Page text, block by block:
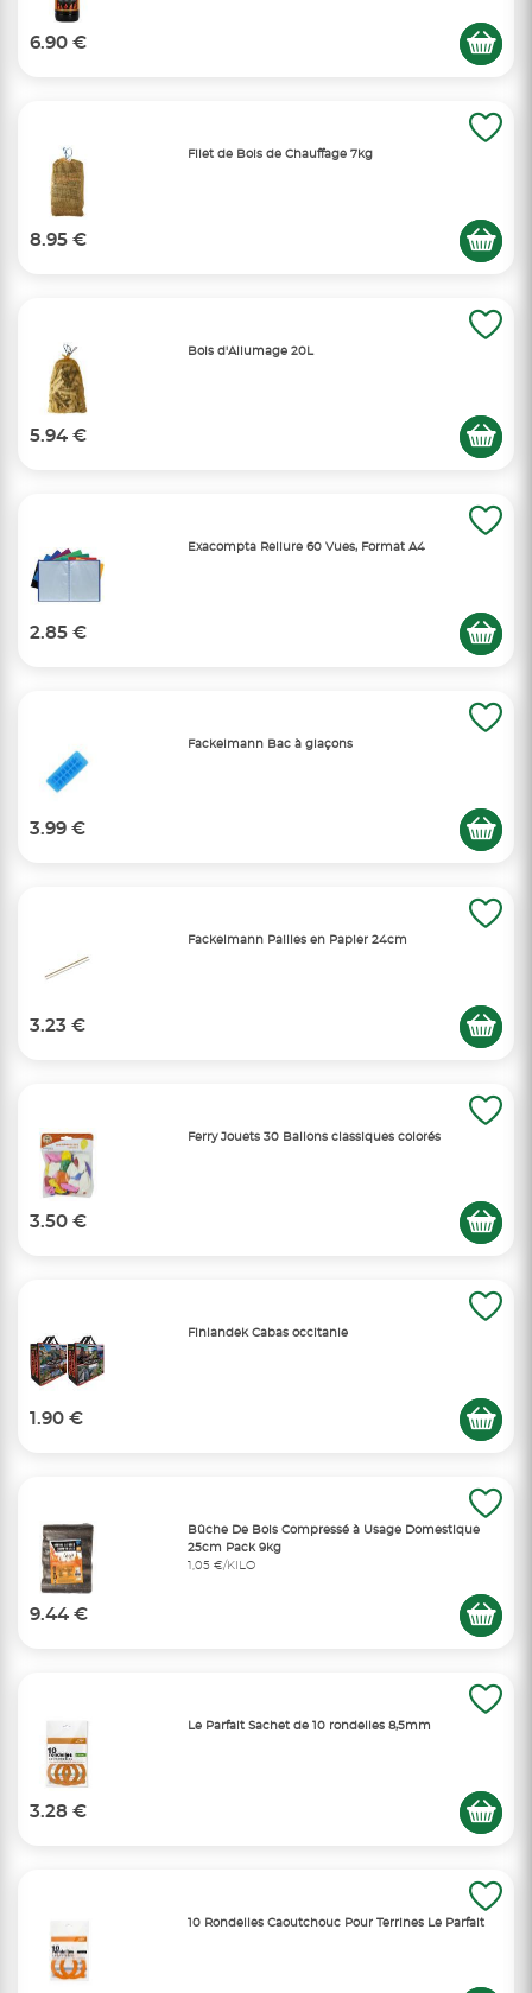
6.90 €
Filet de Bois de Chauffage 7kg
8.95 €
Bois d'Allumage 20L
5.94 €
Exacompta Reliure 60 Vues, Format A4
2.85 €
Fackelmann Bac à glaçons
3.99 €
Fackelmann Pailles en Papier 24cm
3.23 €
Ferry Jouets 30 Ballons classiques colorés
3.50 €
Finlandek Cabas occitanie
1.90 €
Bûche De Bois Compressé à Usage Domestique
25cm Pack 9kg
1,05 €/KILO
9.44 €
Le Parfait Sachet de 10 rondelles 8,5mm
3.28 €
10 Rondelles Caoutchouc Pour Terrines Le Parfait